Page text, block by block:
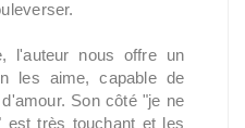
l'auteur nous offre un
les aime, capable de
Son côté "je ne
est très touchant et les